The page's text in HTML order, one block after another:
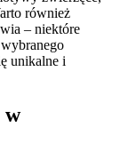
również
– niektóre
unikalne i
w